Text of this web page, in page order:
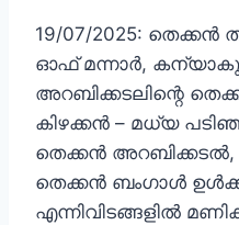
19/07/2025: തെക്കൻ
ഓഫ് മന്നാർ,
അറബിക്കടലിന്റെ
കിഴക്കൻ – മധ്യ
തെക്കൻ അറബിക്കടൽ,
തെക്കൻ ബംഗാൾ
എന്നിവിടങ്ങളിൽ